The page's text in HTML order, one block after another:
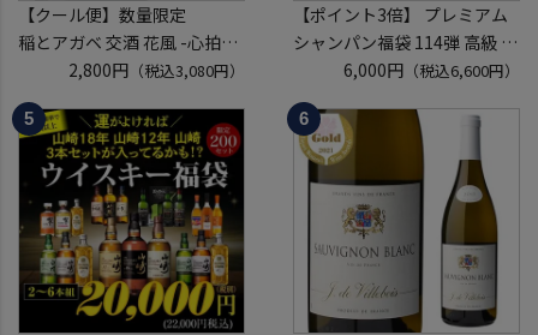
【クール便】数量限定
稲とアガベ 交酒 花風 -心拍-
KYOTO EDITION 720ml こう
しゅ はなかぜ craft sake クラ
フトサケ 秋田県 男鹿市
2,800円（税込3,080円）
【ポイント3倍】 プレミアム
シャンパン福袋 114弾 高級 シ
ャンパン を探せ トゥルベ ト
レゾール クリュッグ 2004 が
入ってるかも!? 【先着300
本】 シャンパン シャンパーニ
ュ リカーマウンテン 福袋 WK
くじ 【送
6,000円 （税込6,600円）